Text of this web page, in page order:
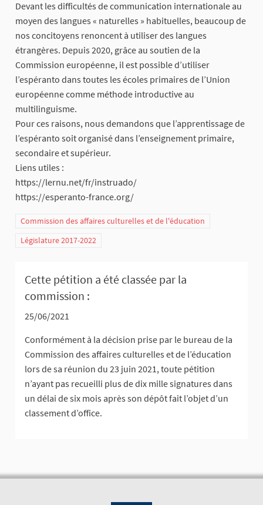
Devant les difficultés de communication internationale au
moyen des langues « naturelles » habituelles, beaucoup de
nos concitoyens renoncent à utiliser des langues
étrangères. Depuis 2020, grâce au soutien de la
Commission européenne, il est possible d’utiliser
l’espéranto dans toutes les écoles primaires de l’Union
européenne comme méthode introductive au
multilinguisme.
Pour ces raisons, nous demandons que l’apprentissage de
l’espéranto soit organisé dans l’enseignement primaire,
secondaire et supérieur.
Liens utiles :
https://lernu.net/fr/instruado/
https://esperanto-france.org/
Commission des affaires culturelles et de l'éducation
Législature 2017-2022
Cette pétition a été classée par la
commission :
25/06/2021
Conformément à la décision prise par le bureau de la
Commission des affaires culturelles et de l’éducation
lors de sa réunion du 23 juin 2021, toute pétition
n’ayant pas recueilli plus de dix mille signatures dans
un délai de six mois après son dépôt fait l’objet d’un
classement d’office.